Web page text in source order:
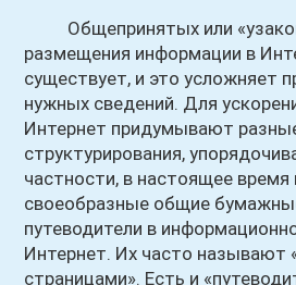
Общепринятых или
размещения информации в
существует, и это усложняет
нужных сведений. Для
Интернет придумывают
структурирования,
частности, в настоящее
своеобразные общие
путеводители в
Интернет. Их часто называют
страницами». Есть и